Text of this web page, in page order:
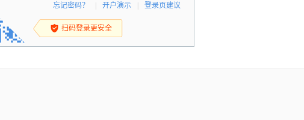
忘记密码？ 开户演示 登录页建议
扫码登录更安全